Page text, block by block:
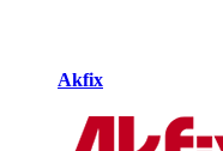
Akfix